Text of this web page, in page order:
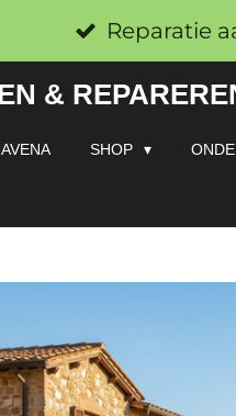
Reparatie
&
SHOP